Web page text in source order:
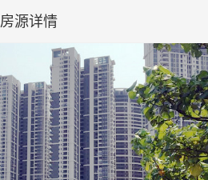
房源详情